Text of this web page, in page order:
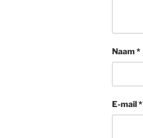
Naam *
E-mail *